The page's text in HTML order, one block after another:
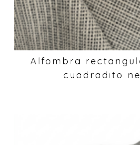
Alfombra
cuadradito